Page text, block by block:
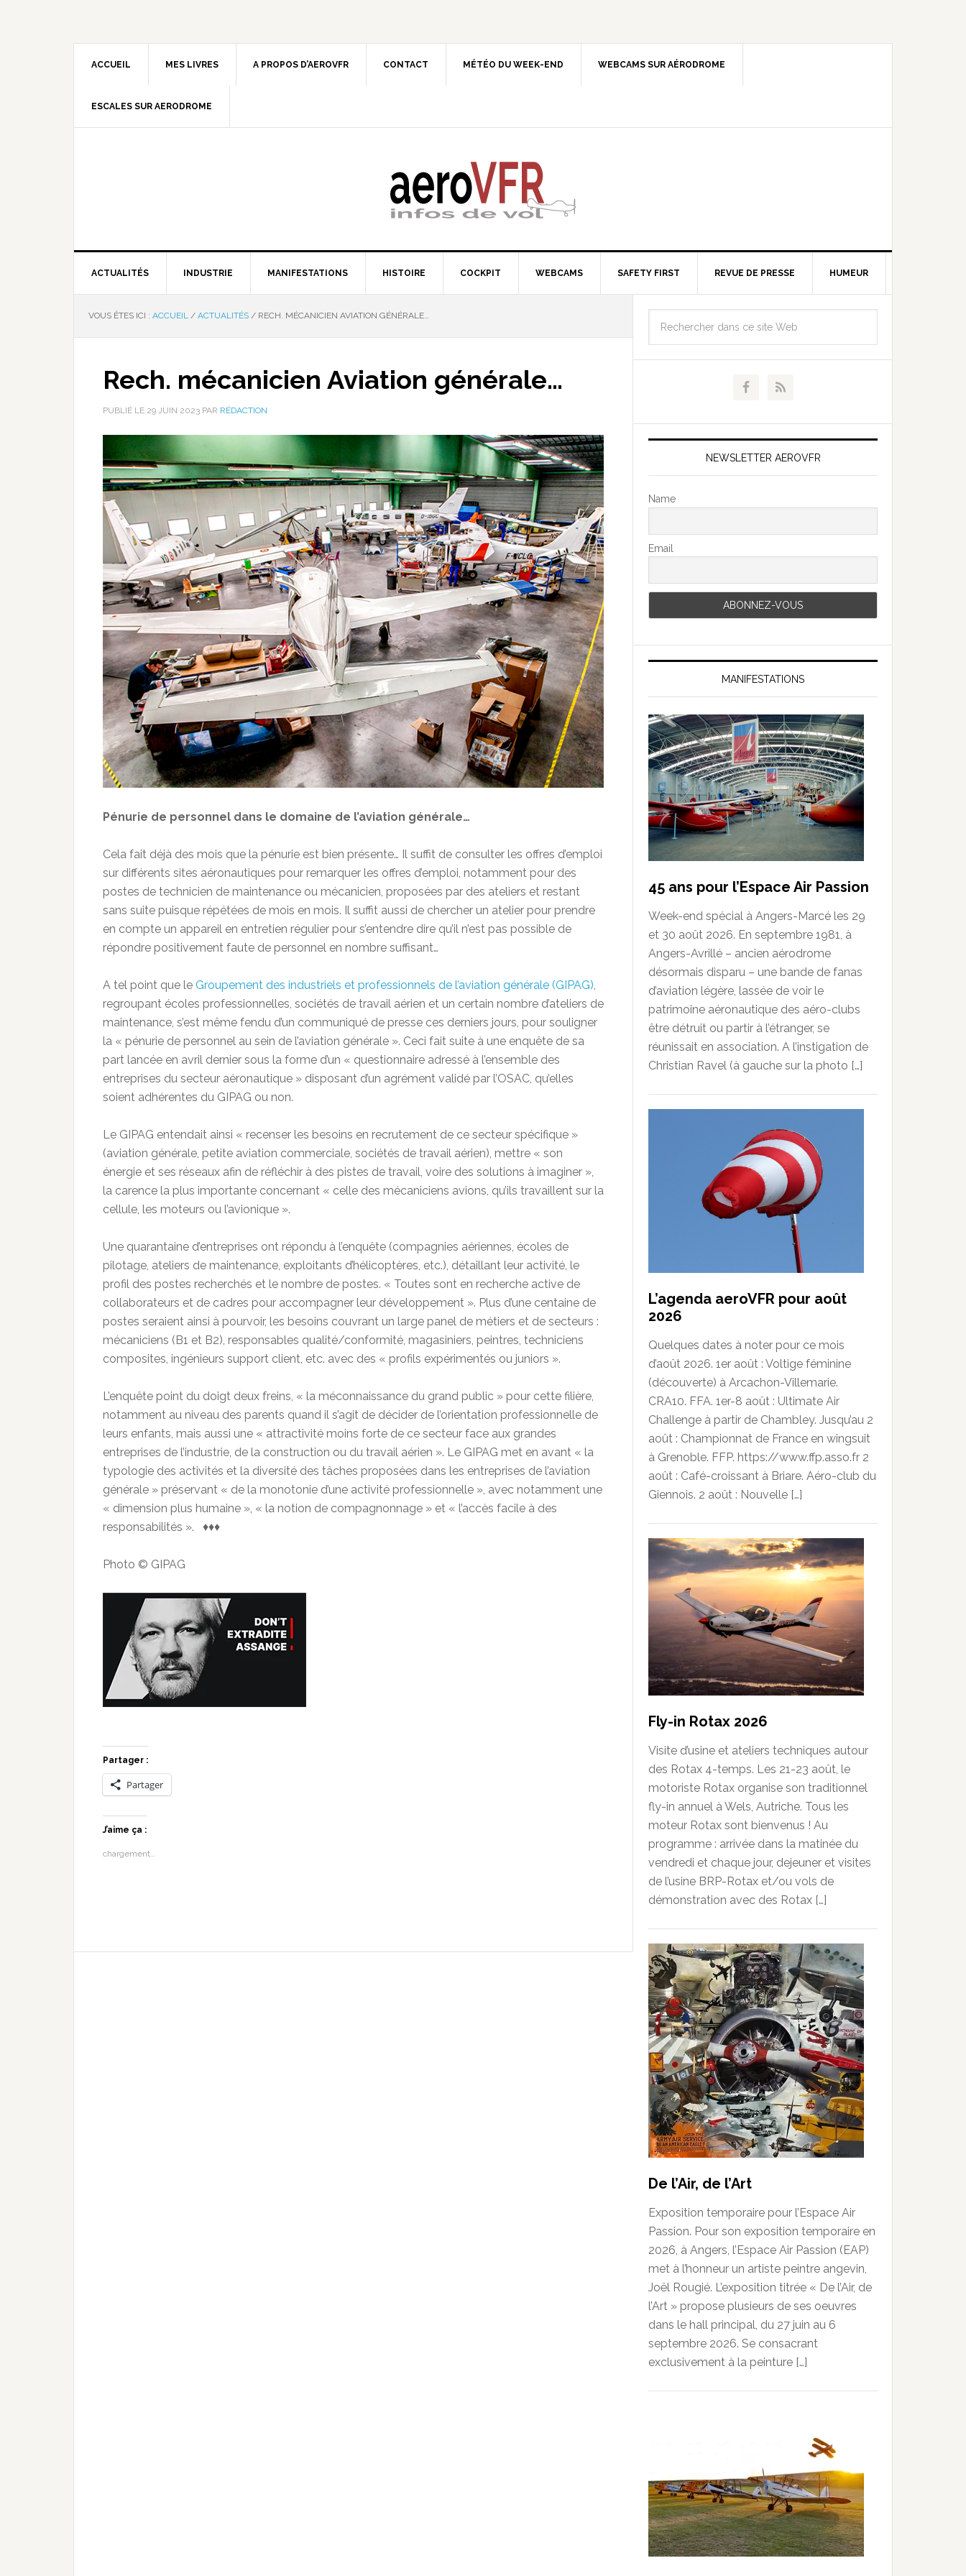
ACCUEIL MES LIVRES A PROPOS D’AEROVFR CONTACT MÉTÉO DU WEEK-END WEBCAMS SUR AÉRODROME
ESCALES SUR AERODROME
ACTUALITÉS INDUSTRIE MANIFESTATIONS HISTOIRE COCKPIT WEBCAMS SAFETY FIRST REVUE DE PRESSE HUMEUR
VOUS ÊTES ICI : ACCUEIL / ACTUALITÉS / RECH. MÉCANICIEN AVIATION GÉNÉRALE…
Rech. mécanicien Aviation générale…
PUBLIÉ LE 29 JUIN 2023 PAR RÉDACTION
Pénurie de personnel dans le domaine de l’aviation générale…
Cela fait déjà des mois que la pénurie est bien présente… Il suffit de consulter les offres d’emploi
sur différents sites aéronautiques pour remarquer les offres d’emploi, notamment pour des
postes de technicien de maintenance ou mécanicien, proposées par des ateliers et restant
sans suite puisque répétées de mois en mois. Il suffit aussi de chercher un atelier pour prendre
en compte un appareil en entretien régulier pour s’entendre dire qu’il n’est pas possible de
répondre positivement faute de personnel en nombre suffisant…
A tel point que le Groupement des industriels et professionnels de l’aviation générale (GIPAG),
regroupant écoles professionnelles, sociétés de travail aérien et un certain nombre d’ateliers de
maintenance, s’est même fendu d’un communiqué de presse ces derniers jours, pour souligner
la « pénurie de personnel au sein de l’aviation générale ». Ceci fait suite à une enquête de sa
part lancée en avril dernier sous la forme d’un « questionnaire adressé à l’ensemble des
entreprises du secteur aéronautique » disposant d’un agrément validé par l’OSAC, qu’elles
soient adhérentes du GIPAG ou non.
Le GIPAG entendait ainsi « recenser les besoins en recrutement de ce secteur spécifique »
(aviation générale, petite aviation commerciale, sociétés de travail aérien), mettre « son
énergie et ses réseaux afin de réfléchir à des pistes de travail, voire des solutions à imaginer »,
la carence la plus importante concernant « celle des mécaniciens avions, qu’ils travaillent sur la
cellule, les moteurs ou l’avionique ».
Une quarantaine d’entreprises ont répondu à l’enquête (compagnies aériennes, écoles de
pilotage, ateliers de maintenance, exploitants d’hélicoptères, etc.), détaillant leur activité, le
profil des postes recherchés et le nombre de postes. « Toutes sont en recherche active de
collaborateurs et de cadres pour accompagner leur développement ». Plus d’une centaine de
postes seraient ainsi à pourvoir, les besoins couvrant un large panel de métiers et de secteurs :
mécaniciens (B1 et B2), responsables qualité/conformité, magasiniers, peintres, techniciens
composites, ingénieurs support client, etc. avec des « profils expérimentés ou juniors ».
L’enquête point du doigt deux freins, « la méconnaissance du grand public » pour cette filière,
notamment au niveau des parents quand il s’agit de décider de l’orientation professionnelle de
leurs enfants, mais aussi une « attractivité moins forte de ce secteur face aux grandes
entreprises de l’industrie, de la construction ou du travail aérien ». Le GIPAG met en avant « la
typologie des activités et la diversité des tâches proposées dans les entreprises de l’aviation
générale » préservant « de la monotonie d’une activité professionnelle », avec notamment une
« dimension plus humaine », « la notion de compagnonnage » et « l’accès facile à des
responsabilités ». ♦♦♦
Photo © GIPAG
Partager :
Partager
J’aime ça :
chargement…
NEWSLETTER AEROVFR
Name
Email
MANIFESTATIONS
45 ans pour l’Espace Air Passion
Week-end spécial à Angers-Marcé les 29
et 30 août 2026. En septembre 1981, à
Angers-Avrillé – ancien aérodrome
désormais disparu – une bande de fanas
d’aviation légère, lassée de voir le
patrimoine aéronautique des aéro-clubs
être détruit ou partir à l’étranger, se
réunissait en association. A l’instigation de
Christian Ravel (à gauche sur la photo […]
L’agenda aeroVFR pour août
2026
Quelques dates à noter pour ce mois
d’août 2026. 1er août : Voltige féminine
(découverte) à Arcachon-Villemarie.
CRA10. FFA. 1er-8 août : Ultimate Air
Challenge à partir de Chambley. Jusqu’au 2
août : Championnat de France en wingsuit
à Grenoble. FFP. https://www.ffp.asso.fr 2
août : Café-croissant à Briare. Aéro-club du
Giennois. 2 août : Nouvelle […]
Fly-in Rotax 2026
Visite d’usine et ateliers techniques autour
des Rotax 4-temps. Les 21-23 août, le
motoriste Rotax organise son traditionnel
fly-in annuel à Wels, Autriche. Tous les
moteur Rotax sont bienvenus ! Au
programme : arrivée dans la matinée du
vendredi et chaque jour, dejeuner et visites
de l’usine BRP-Rotax et/ou vols de
démonstration avec des Rotax […]
De l’Air, de l’Art
Exposition temporaire pour l’Espace Air
Passion. Pour son exposition temporaire en
2026, à Angers, l’Espace Air Passion (EAP)
met à l’honneur un artiste peintre angevin,
Joël Rougié. L’exposition titrée « De l’Air, de
l’Art » propose plusieurs de ses oeuvres
dans le hall principal, du 27 juin au 6
septembre 2026. Se consacrant
exclusivement à la peinture […]